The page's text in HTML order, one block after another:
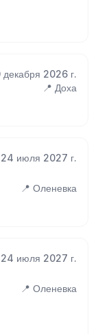
декабря 2026 г.
📍 Доха
24 июля 2027 г.
📍 Оленевка
24 июля 2027 г.
📍 Оленевка